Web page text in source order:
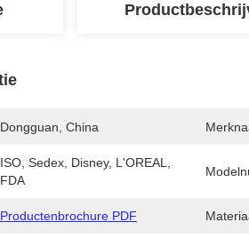
Dongguan, China
ISO, Sedex, Disney, L'OREAL,
FDA
Productenbrochure PDF